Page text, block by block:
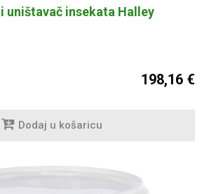
uništavač insekata Halley
198,16 €
Dodaj u košaricu